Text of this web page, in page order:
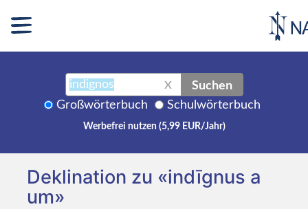
X Suchen
Großwörterbuch Schulwörterbuch
Werbefrei nutzen (5,99 EUR/Jahr)
Deklination zu «indīgnus a
um»